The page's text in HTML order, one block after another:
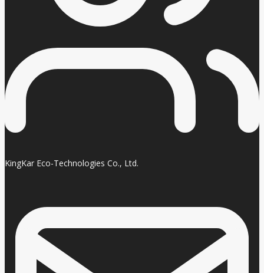
KingKar Eco-Technologies Co., Ltd.